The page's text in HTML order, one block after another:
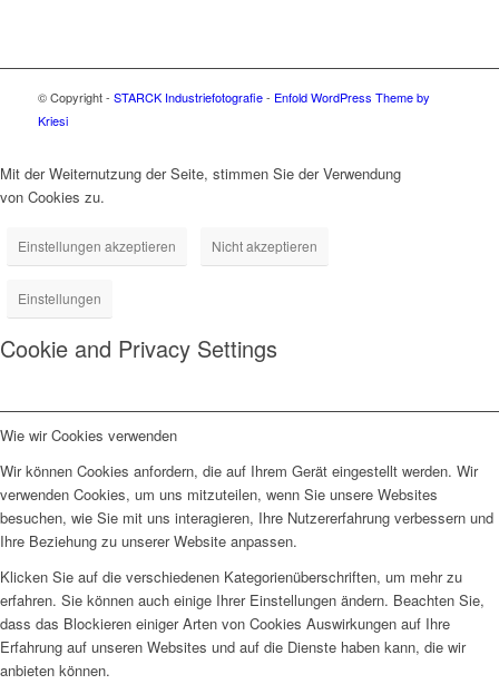
© Copyright - STARCK Industriefotografie- Enfold WordPress Theme by
Kriesi
Mit der Weiternutzung der Seite, stimmen Sie der Verwendung
von Cookies zu.
Einstellungen akzeptieren Nicht akzeptieren
Einstellungen
Cookie and Privacy Settings
Wie wir Cookies verwenden
Wir können Cookies anfordern, die auf Ihrem Gerät eingestellt werden. Wir
verwenden Cookies, um uns mitzuteilen, wenn Sie unsere Websites
besuchen, wie Sie mit uns interagieren, Ihre Nutzererfahrung verbessern und
Ihre Beziehung zu unserer Website anpassen.
Klicken Sie auf die verschiedenen Kategorienüberschriften, um mehr zu
erfahren. Sie können auch einige Ihrer Einstellungen ändern. Beachten Sie,
dass das Blockieren einiger Arten von Cookies Auswirkungen auf Ihre
Erfahrung auf unseren Websites und auf die Dienste haben kann, die wir
anbieten können.